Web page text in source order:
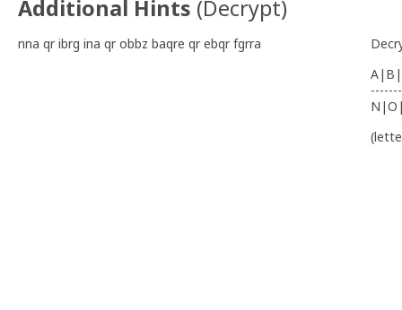
Additional Hints (Decrypt)
nna qr ibrg ina qr obbz baqre qr ebqr fgrra